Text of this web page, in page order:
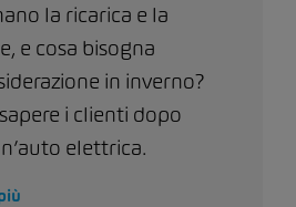
la ricarica e la
e cosa bisogna
in inverno?
i clienti dopo
elettrica.